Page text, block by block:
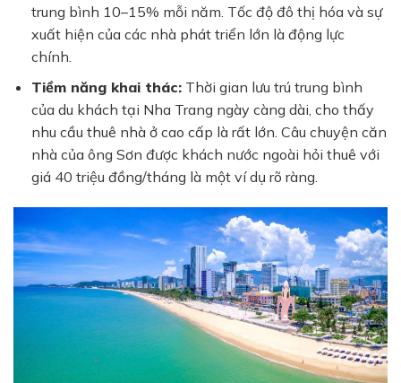
trung bình 10–15% mỗi năm. Tốc độ đô thị hóa và sự
xuất hiện của các nhà phát triển lớn là động lực
chính.
Tiềm năng khai thác: Thời gian lưu trú trung bình
của du khách tại Nha Trang ngày càng dài, cho thấy
nhu cầu thuê nhà ở cao cấp là rất lớn. Câu chuyện căn
nhà của ông Sơn được khách nước ngoài hỏi thuê với
giá 40 triệu đồng/tháng là một ví dụ rõ ràng.